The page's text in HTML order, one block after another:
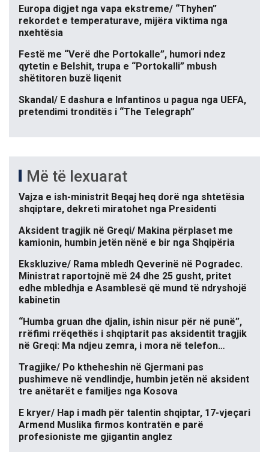
Europa digjet nga vapa ekstreme/ “Thyhen”
rekordet e temperaturave, mijëra viktima nga
nxehtësia
Festë me “Verë dhe Portokalle”, humori ndez
qytetin e Belshit, trupa e “Portokalli” mbush
shëtitoren buzë liqenit
Skandal/ E dashura e Infantinos u pagua nga UEFA,
pretendimi tronditës i “The Telegraph”
Më të lexuarat
Vajza e ish-ministrit Beqaj heq dorë nga shtetësia
shqiptare, dekreti miratohet nga Presidenti
Aksident tragjik në Greqi/ Makina përplaset me
kamionin, humbin jetën nënë e bir nga Shqipëria
Ekskluzive/ Rama mbledh Qeverinë në Pogradec.
Ministrat raportojnë më 24 dhe 25 gusht, pritet
edhe mbledhja e Asamblesë që mund të ndryshojë
kabinetin
“Humba gruan dhe djalin, ishin nisur për në punë”,
rrëfimi rrëqethës i shqiptarit pas aksidentit tragjik
në Greqi: Ma ndjeu zemra, i mora në telefon…
Tragjike/ Po ktheheshin në Gjermani pas
pushimeve në vendlindje, humbin jetën në aksident
tre anëtarët e familjes nga Kosova
E kryer/ Hap i madh për talentin shqiptar, 17-vjeçari
Armend Muslika firmos kontratën e parë
profesioniste me gjigantin anglez